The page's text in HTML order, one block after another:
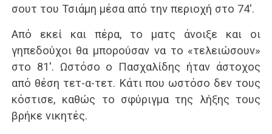
σουτ του Τσιάμη μέσα από την περιοχή στο 74′.
Από εκεί και πέρα, το ματς άνοιξε και οι
γηπεδούχοι θα μπορούσαν να το «τελειώσουν»
στο 81′. Ωστόσο ο Πασχαλίδης ήταν άστοχος
από θέση τετ-α-τετ. Κάτι που ωστόσο δεν τους
κόστισε, καθώς το σφύριγμα της λήξης τους
βρήκε νικητές.